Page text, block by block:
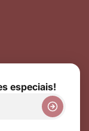
especiais!